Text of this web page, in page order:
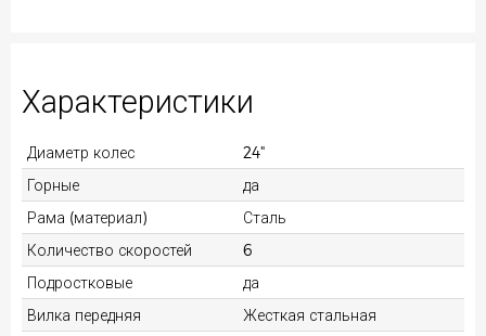
Характеристики
Диаметр колес
24"
Горные
да
Рама (материал)
Сталь
Количество скоростей
6
Подростковые
да
Вилка передняя
Жесткая стальная